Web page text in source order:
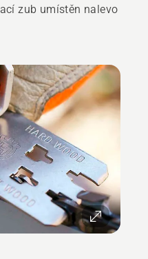
zub umístěn nalevo